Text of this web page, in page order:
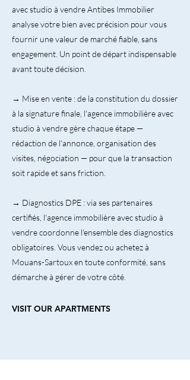
avec studio à vendre Antibes Immobilier
analyse votre bien avec précision pour vous
fournir une valeur de marché fiable, sans
engagement. Un point de départ indispensable
avant toute décision.
→ Mise en vente : de la constitution du dossier
à la signature finale, l'agence immobilière avec
studio à vendre gère chaque étape —
rédaction de l'annonce, organisation des
visites, négociation — pour que la transaction
soit rapide et sans friction.
→ Diagnostics DPE : via ses partenaires
certifiés, l'agence immobilière avec studio à
vendre coordonne l'ensemble des diagnostics
obligatoires. Vous vendez ou achetez à
Mouans-Sartoux en toute conformité, sans
démarche à gérer de votre côté.
VISIT OUR APARTMENTS